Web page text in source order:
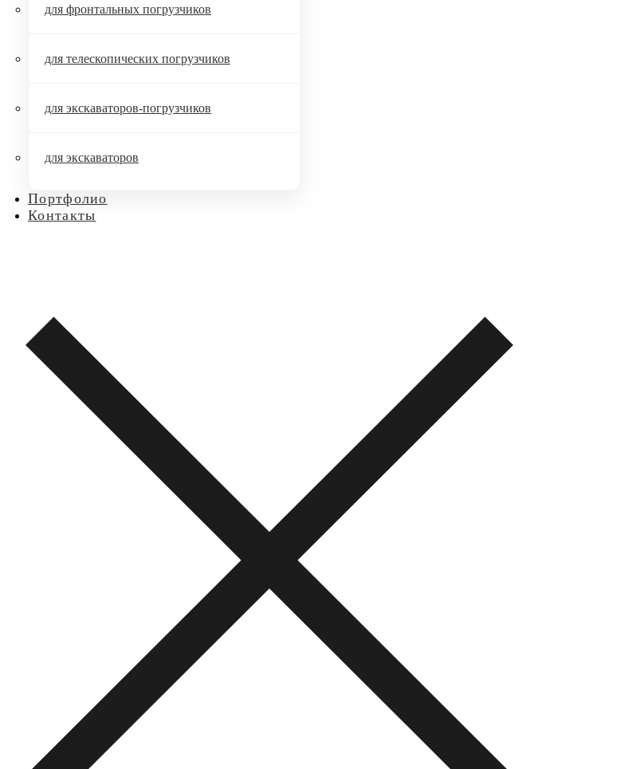
для фронтальных погрузчиков
для телескопических погрузчиков
для экскаваторов-погрузчиков
для экскаваторов
Портфолио
Контакты